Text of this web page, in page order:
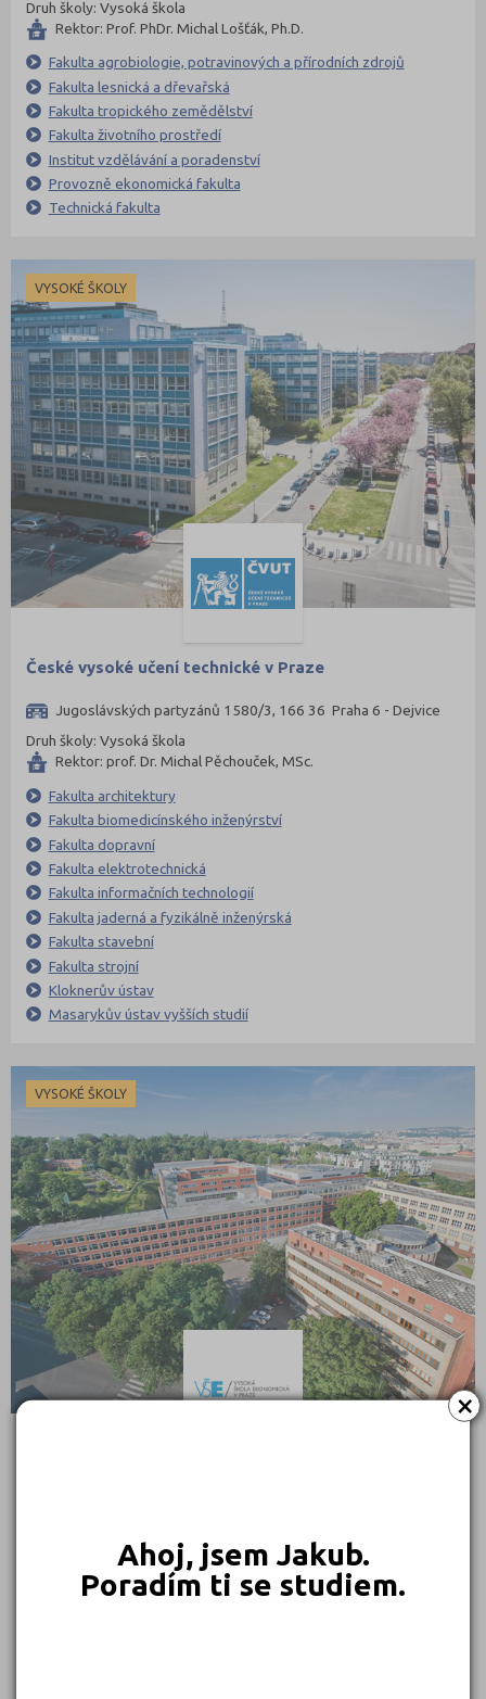
×
Ahoj, jsem Jakub.
Poradím ti se studiem.
Druh školy: Vysoká škola
Rektor: Prof. PhDr. Michal Lošťák, Ph.D.
Fakulta agrobiologie, potravinových a přírodních zdrojů
Fakulta lesnická a dřevařská
Fakulta tropického zemědělství
Fakulta životního prostředí
Institut vzdělávání a poradenství
Provozně ekonomická fakulta
Technická fakulta
VYSOKÉ ŠKOLY
České vysoké učení technické v Praze
Jugoslávských partyzánů 1580/3, 166 36 Praha 6 - Dejvice
Druh školy: Vysoká škola
Rektor: prof. Dr. Michal Pěchouček, MSc.
Fakulta architektury
Fakulta biomedicínského inženýrství
Fakulta dopravní
Fakulta elektrotechnická
Fakulta informačních technologií
Fakulta jaderná a fyzikálně inženýrská
Fakulta stavební
Fakulta strojní
Kloknerův ústav
Masarykův ústav vyšších studií
VYSOKÉ ŠKOLY
Druh školy: Vysoká škola
Rektor: doc. Ing. Petr Dvořák, Ph.D.
Fakulta financí a účetnictví